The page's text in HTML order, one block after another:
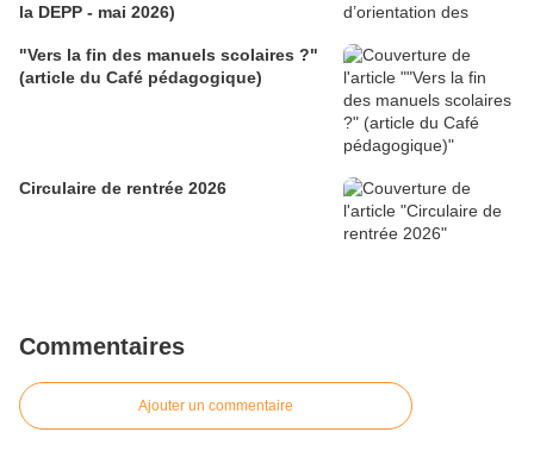
la DEPP - mai 2026)
"Vers la fin des manuels scolaires ?"
(article du Café pédagogique)
Circulaire de rentrée 2026
Commentaires
Ajouter un commentaire